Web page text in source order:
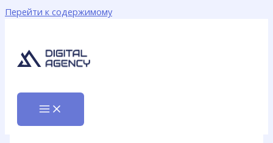
Перейти к содержимому